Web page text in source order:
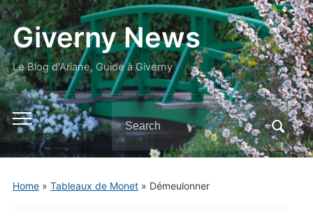
Giverny News
Le Blog d'Ariane, Guide à Giverny
Toggle
mobile
menu
Search
for:
Home» Tableaux de Monet» Démeulonner